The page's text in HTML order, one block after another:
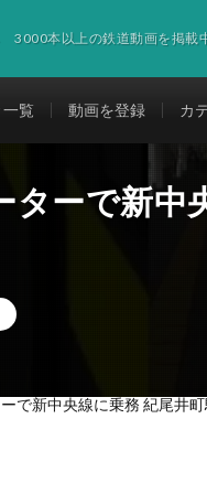
3000本以上の鉄道動画を掲載
覧 動画を登録 カ
ターで新中
で新中央線に乗務 紀尾井